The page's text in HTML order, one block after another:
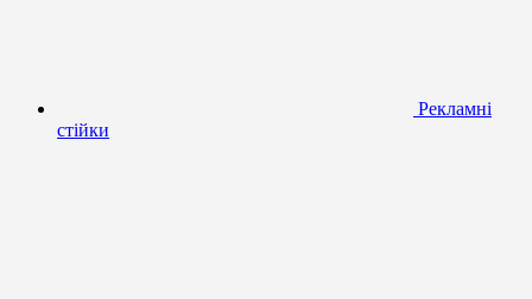
Рекламні
стійки